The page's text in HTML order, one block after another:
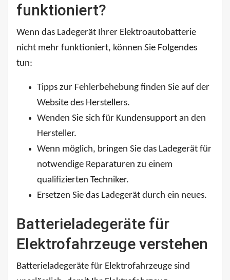
funktioniert?
Wenn das Ladegerät Ihrer Elektroautobatterie
nicht mehr funktioniert, können Sie Folgendes
tun:
Tipps zur Fehlerbehebung finden Sie auf der
Website des Herstellers.
Wenden Sie sich für Kundensupport an den
Hersteller.
Wenn möglich, bringen Sie das Ladegerät für
notwendige Reparaturen zu einem
qualifizierten Techniker.
Ersetzen Sie das Ladegerät durch ein neues.
Batterieladegeräte für
Elektrofahrzeuge verstehen
Batterieladegeräte für Elektrofahrzeuge sind